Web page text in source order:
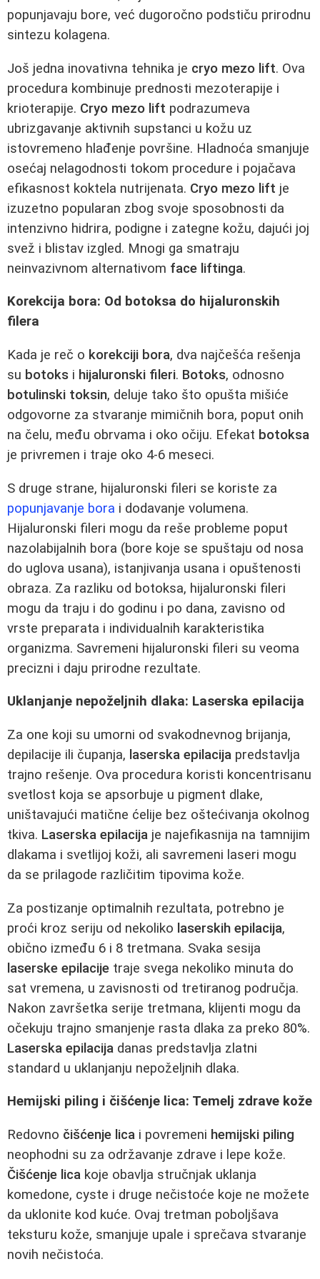
popunjavaju bore, već dugoročno podstiču prirodnu
sintezu kolagena.
Još jedna inovativna tehnika je cryo mezo lift. Ova
procedura kombinuje prednosti mezoterapije i
krioterapije. Cryo mezo lift podrazumeva
ubrizgavanje aktivnih supstanci u kožu uz
istovremeno hlađenje površine. Hladnoća smanjuje
osećaj nelagodnosti tokom procedure i pojačava
efikasnost koktela nutrijenata. Cryo mezo lift je
izuzetno popularan zbog svoje sposobnosti da
intenzivno hidrira, podigne i zategne kožu, dajući joj
svež i blistav izgled. Mnogi ga smatraju
neinvazivnom alternativom face liftinga.
Korekcija bora: Od botoksa do hijaluronskih
filera
Kada je reč o korekciji bora, dva najčešća rešenja
su botoks i hijaluronski fileri. Botoks, odnosno
botulinski toksin, deluje tako što opušta mišiće
odgovorne za stvaranje mimičnih bora, poput onih
na čelu, među obrvama i oko očiju. Efekat botoksa
je privremen i traje oko 4-6 meseci.
S druge strane, hijaluronski fileri se koriste za
popunjavanje bora i dodavanje volumena.
Hijaluronski fileri mogu da reše probleme poput
nazolabijalnih bora (bore koje se spuštaju od nosa
do uglova usana), istanjivanja usana i opuštenosti
obraza. Za razliku od botoksa, hijaluronski fileri
mogu da traju i do godinu i po dana, zavisno od
vrste preparata i individualnih karakteristika
organizma. Savremeni hijaluronski fileri su veoma
precizni i daju prirodne rezultate.
Uklanjanje nepoželjnih dlaka: Laserska epilacija
Za one koji su umorni od svakodnevnog brijanja,
depilacije ili čupanja, laserska epilacija predstavlja
trajno rešenje. Ova procedura koristi koncentrisanu
svetlost koja se apsorbuje u pigment dlake,
uništavajući matične ćelije bez oštećivanja okolnog
tkiva. Laserska epilacija je najefikasnija na tamnijim
dlakama i svetlijoj koži, ali savremeni laseri mogu
da se prilagode različitim tipovima kože.
Za postizanje optimalnih rezultata, potrebno je
proći kroz seriju od nekoliko laserskih epilacija,
obično između 6 i 8 tretmana. Svaka sesija
laserske epilacije traje svega nekoliko minuta do
sat vremena, u zavisnosti od tretiranog područja.
Nakon završetka serije tretmana, klijenti mogu da
očekuju trajno smanjenje rasta dlaka za preko 80%.
Laserska epilacija danas predstavlja zlatni
standard u uklanjanju nepoželjnih dlaka.
Hemijski piling i čišćenje lica: Temelj zdrave kože
Redovno čišćenje lica i povremeni hemijski piling
neophodni su za održavanje zdrave i lepe kože.
Čišćenje lica koje obavlja stručnjak uklanja
komedone, cyste i druge nečistoće koje ne možete
da uklonite kod kuće. Ovaj tretman poboljšava
teksturu kože, smanjuje upale i sprečava stvaranje
novih nečistoća.